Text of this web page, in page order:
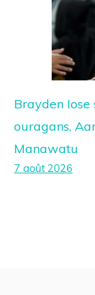
Brayden
ouragans,
Manawatu
7 août 2026